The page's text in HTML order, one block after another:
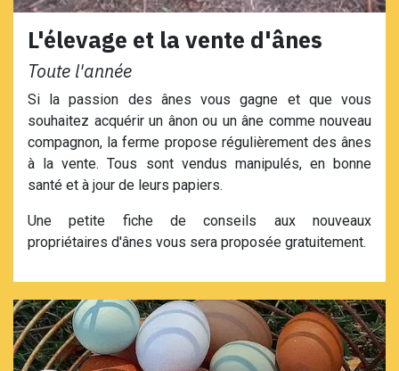
L'élevage et la vente d'ânes
Toute l'année
Si la passion des ânes vous gagne et que vous
souhaitez acquérir un ânon ou un âne comme nouveau
compagnon, la ferme propose régulièrement des ânes
à la vente. Tous sont vendus manipulés, en bonne
santé et à jour de leurs papiers.
Une petite fiche de conseils aux nouveaux
propriétaires d'ânes vous sera proposée gratuitement.